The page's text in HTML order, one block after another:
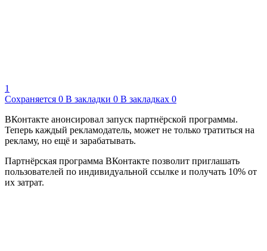
1
Сохраняется 0 В закладки 0 В закладках 0
ВКонтакте анонсировал запуск партнёрской программы.
Теперь каждый рекламодатель, может не только тратиться на
рекламу, но ещё и зарабатывать.
Партнёрская программа ВКонтакте позволит приглашать
пользователей по индивидуальной ссылке и получать 10% от
их затрат.